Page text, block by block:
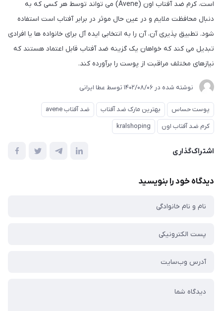
است، کرم ضد آفتاب اون (Avene) می تواند توسط هر کسی که به
دنبال محافظت ملایم و در عین حال موثر در برابر آفتاب است استفاده
شود. تطبیق پذیری آن، آن را به انتخابی ایده آل برای خانواده ها یا افرادی
تبدیل می کند که خواهان یک گزینه ضد آفتاب قابل اعتماد هستند که
نیازهای مختلف مراقبت از پوست را برآورده کند.
نوشته شده در 1402/08/06 توسط عطا ایرانی
پوست حساس بهترین مارک ضد آفتاب
ضد آفتاب avene
کرم ضد آفتاب اون
kralshoping
اشتراک‌گذاری
دیدگاه خود را بنویسید